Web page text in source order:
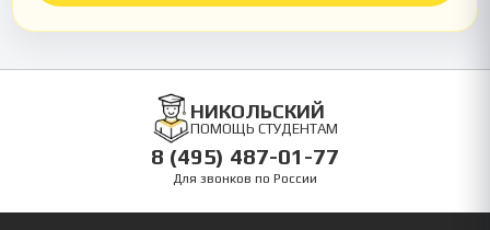
НИКОЛЬСКИЙ
ПОМОЩЬ СТУДЕНТАМ
8 (495) 487-01-77
Для звонков по России